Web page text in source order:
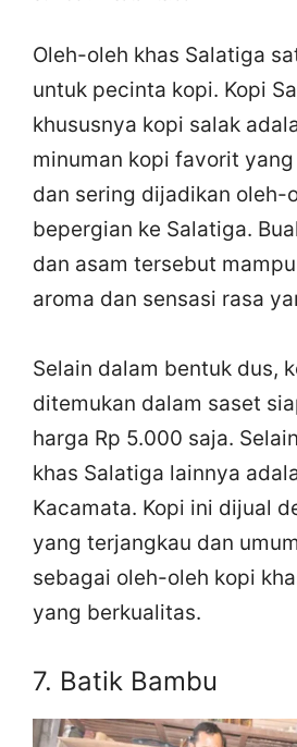
Oleh-oleh khas Salatiga
untuk pecinta kopi. Kopi
khususnya kopi salak
minuman kopi favorit
dan sering dijadikan oleh-
bepergian ke Salatiga.
dan asam tersebut
aroma dan sensasi rasa
Selain dalam bentuk dus,
ditemukan dalam saset
harga Rp 5.000 saja.
khas Salatiga lainnya
Kacamata. Kopi ini dijual
yang terjangkau dan
sebagai oleh-oleh kopi
yang berkualitas.
7. Batik Bambu